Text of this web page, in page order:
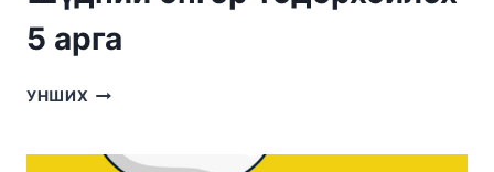
5 арга
УНШИХ ШҮДНИЙ
5